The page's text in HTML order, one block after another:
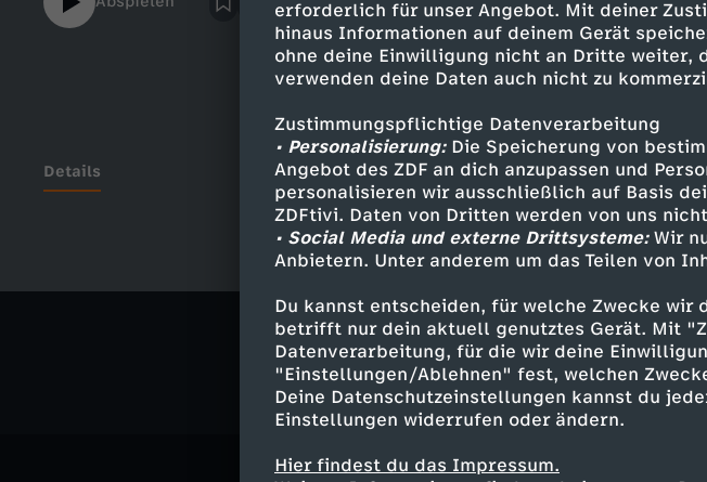
erforderlich für unser Angebot. Mit deiner
hinaus Informationen auf deinem Gerät
ohne deine Einwilligung nicht an Dritte
verwenden deine Daten auch nicht zu
Zustimmungspflichtige Datenverarbeitung
• Personalisierung:Die Speicherung von
Angebot des ZDF an dich anzupassen und
personalisieren wir ausschließlich auf Basis
ZDFtivi. Daten von Dritten werden von uns
• Social Media und externe Drittsysteme:Wir
Anbietern. Unter anderem um das Teilen von
Du kannst entscheiden, für welche Zwecke
betrifft nur dein aktuell genutztes Gerät. Mit
Datenverarbeitung, für die wir deine
"Einstellungen/Ablehnen" fest, welchen
Deine Datenschutzeinstellungen kannst du
Einstellungen widerrufen oder ändern.
Hier findest du das Impressum.
Details
Ähnliche Inhalte
Politik Livestream informativ